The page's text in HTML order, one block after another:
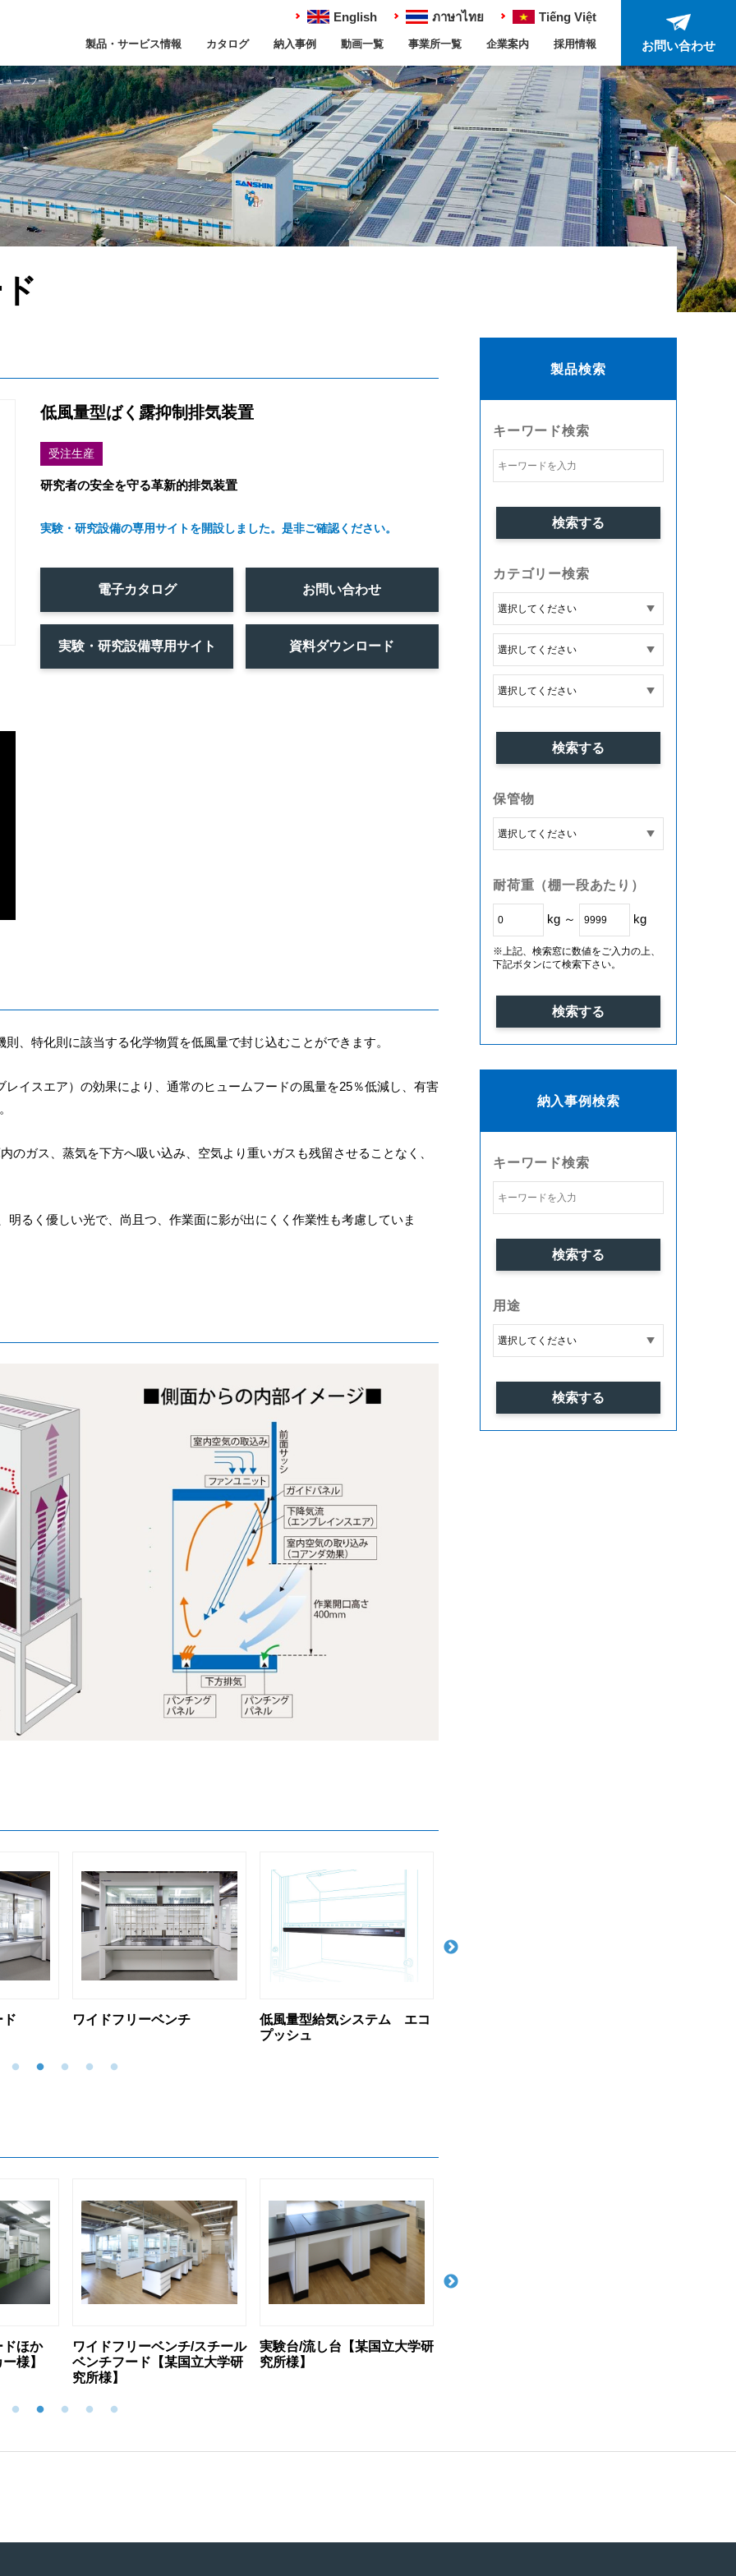
English ภาษาไทย Tiếng Việt
製品・サービス情報 カタログ 納入事例 動画一覧 事業所一覧 企業案内 採用情報 お問い合わせ
ュームフード
低風量型ばく露抑制排気装置
受注生産
研究者の安全を守る革新的排気装置
実験・研究設備の専用サイトを開設しました。是非ご確認ください。
電子カタログ お問い合わせ
実験・研究設備専用サイト 資料ダウンロード
、特化則に該当する化学物質を低風量で封じ込むことができます。
イスエア）の効果により、通常のヒュームフードの風量を25％低減し、有害
のガス、蒸気を下方へ吸い込み、空気より重いガスも残留させることなく、
るく優しい光で、尚且つ、作業面に影が出にくく作業性も考慮していま
低風量型給気システム エコ
ER型サッシレス排気実験台
チール
大学研
実験台/流し台【某国立大学研
究所様】
ヒュームフードほか【某国立
大学様】
製品検索
キーワード検索
カテゴリー検索
保管物
耐荷重（棚一段あたり）
kg ～ kg
※上記、検索窓に数値をご入力の上、
下記ボタンにて検索下さい。
納入事例検索
キーワード検索
用途